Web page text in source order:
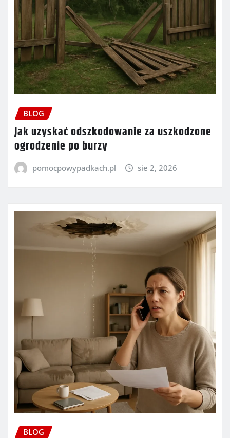
BLOG
Jak uzyskać odszkodowanie za uszkodzone
ogrodzenie po burzy
pomocpowypadkach.pl sie 2, 2026
BLOG